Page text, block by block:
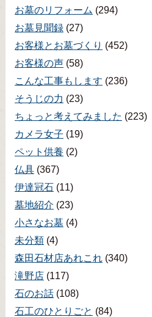
お墓のリフォーム (294)
お墓見聞録(27)
お客様とお墓づくり (452)
お客様の声(58)
こんな工事もします (236)
そうじの力 (23)
ちょっと考えてみました (223)
カメラ女子 (19)
ペット供養 (2)
仏具(367)
伊達冠石(11)
墓地紹介 (23)
小さなお墓 (4)
未分類(4)
森田石材店あれこれ(340)
滝野店(117)
石のお話(108)
石工のひとりごと (84)